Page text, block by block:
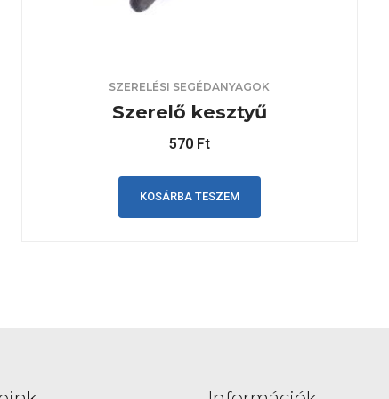
SZERELÉSI SEGÉDANYAGOK
Szerelő kesztyű
570 Ft
KOSÁRBA TESZEM